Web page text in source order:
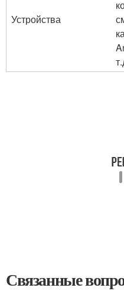
Устройства
Связанные